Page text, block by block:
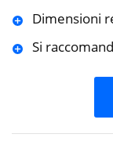
Dimensioni
Si